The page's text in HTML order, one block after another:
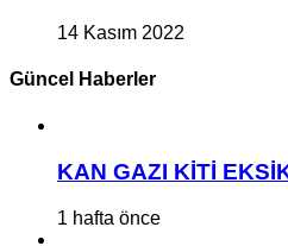
14 Kasım 2022
Güncel Haberler
KAN GAZI KİTİ
1 hafta önce